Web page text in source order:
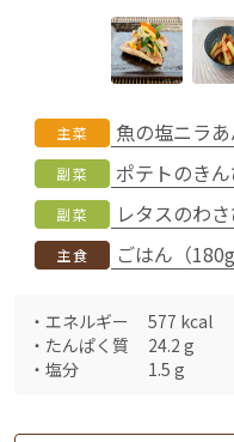
主菜 魚の塩ニラ
副菜 ポテトのき
副菜 レタスのわ
主食 ごはん（180g
・ エネルギー 577 kcal
・ たんぱく質 24.2 g
・ 塩分 1.5 g